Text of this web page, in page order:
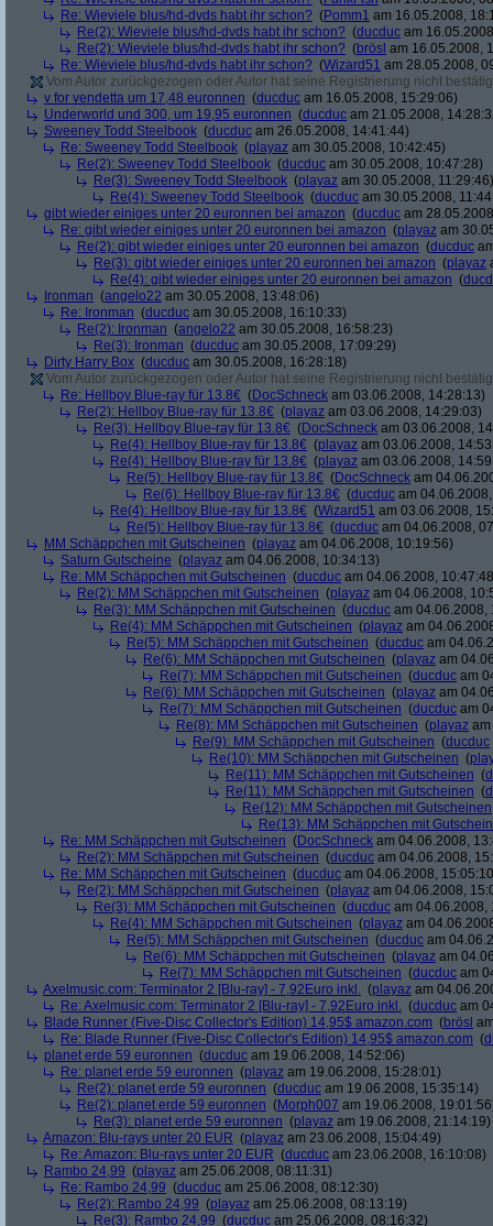
Re: Wieviele blus/hd-dvds habt ihr schon? (Pomm1 am 16.05.2008,
Re(2): Wieviele blus/hd-dvds habt ihr schon? (ducduc am
Re(2): Wieviele blus/hd-dvds habt ihr schon? (brösl am 16.05.2008,
Re: Wieviele blus/hd-dvds habt ihr schon? (Wizard51 am 28.05.2008,
Vom Autor zurückgezogen oder Autor hat seine Registrierung nicht
v for vendetta um 17,48 euronnen (ducduc am 16.05.2008, 15:29:06)
Underworld und 300, um 19,95 euronnen (ducduc am 21.05.2008,
Sweeney Todd Steelbook (ducduc am 26.05.2008, 14:41:44)
Re: Sweeney Todd Steelbook (playaz am 30.05.2008, 10:42:45)
Re(2): Sweeney Todd Steelbook (ducduc am 30.05.2008, 10:47:28)
Re(3): Sweeney Todd Steelbook (playaz am 30.05.2008, 11:29:46)
Re(4): Sweeney Todd Steelbook (ducduc am 30.05.2008,
gibt wieder einiges unter 20 euronnen bei amazon (ducduc am
Re: gibt wieder einiges unter 20 euronnen bei amazon (playaz am
Re(2): gibt wieder einiges unter 20 euronnen bei amazon (ducduc
Re(3): gibt wieder einiges unter 20 euronnen bei amazon (playaz
Re(4): gibt wieder einiges unter 20 euronnen bei amazon (
Ironman (angelo22 am 30.05.2008, 13:48:06)
Re: Ironman (ducduc am 30.05.2008, 16:10:33)
Re(2): Ironman (angelo22 am 30.05.2008, 16:58:23)
Re(3): Ironman (ducduc am 30.05.2008, 17:09:29)
Dirty Harry Box (ducduc am 30.05.2008, 16:28:18)
Vom Autor zurückgezogen oder Autor hat seine Registrierung nicht
Re: Hellboy Blue-ray für 13.8€ (DocSchneck am 03.06.2008, 14:28:13)
Re(2): Hellboy Blue-ray für 13.8€ (playaz am 03.06.2008, 14:29:03)
Re(3): Hellboy Blue-ray für 13.8€ (DocSchneck am 03.06.2008,
Re(4): Hellboy Blue-ray für 13.8€ (playaz am 03.06.2008,
Re(4): Hellboy Blue-ray für 13.8€ (playaz am 03.06.2008,
Re(5): Hellboy Blue-ray für 13.8€ (DocSchneck am
Re(6): Hellboy Blue-ray für 13.8€ (ducduc am
Re(4): Hellboy Blue-ray für 13.8€ (Wizard51 am 03.06.2008,
Re(5): Hellboy Blue-ray für 13.8€ (ducduc am 04.06.2008,
MM Schäppchen mit Gutscheinen (playaz am 04.06.2008, 10:19:56)
Saturn Gutscheine (playaz am 04.06.2008, 10:34:13)
Re: MM Schäppchen mit Gutscheinen (ducduc am 04.06.2008,
Re(2): MM Schäppchen mit Gutscheinen (playaz am 04.06.2008,
Re(3): MM Schäppchen mit Gutscheinen (ducduc am 04.06.2008,
Re(4): MM Schäppchen mit Gutscheinen (playaz am
Re(5): MM Schäppchen mit Gutscheinen (ducduc am
Re(6): MM Schäppchen mit Gutscheinen (playaz am
Re(7): MM Schäppchen mit Gutscheinen (ducduc am
Re(6): MM Schäppchen mit Gutscheinen (playaz am
Re(7): MM Schäppchen mit Gutscheinen (ducduc am
Re(8): MM Schäppchen mit Gutscheinen (playaz
Re(9): MM Schäppchen mit Gutscheinen (ducduc
Re(10): MM Schäppchen mit Gutscheinen (
Re(11): MM Schäppchen mit Gutscheinen (
Re(11): MM Schäppchen mit Gutscheinen (
Re(12): MM Schäppchen mit Gutscheinen
Re(13): MM Schäppchen mit
Re: MM Schäppchen mit Gutscheinen (DocSchneck am 04.06.2008,
Re(2): MM Schäppchen mit Gutscheinen (ducduc am 04.06.2008,
Re: MM Schäppchen mit Gutscheinen (ducduc am 04.06.2008,
Re(2): MM Schäppchen mit Gutscheinen (playaz am 04.06.2008,
Re(3): MM Schäppchen mit Gutscheinen (ducduc am 04.06.2008,
Re(4): MM Schäppchen mit Gutscheinen (playaz am
Re(5): MM Schäppchen mit Gutscheinen (ducduc am
Re(6): MM Schäppchen mit Gutscheinen (playaz am
Re(7): MM Schäppchen mit Gutscheinen (ducduc am
Axelmusic.com: Terminator 2 [Blu-ray] - 7,92Euro inkl. (playaz am
Re: Axelmusic.com: Terminator 2 [Blu-ray] - 7,92Euro inkl. (ducduc am
Blade Runner (Five-Disc Collector's Edition) 14,95$ amazon.com (brösl
Re: Blade Runner (Five-Disc Collector's Edition) 14,95$ amazon.com (
planet erde 59 euronnen (ducduc am 19.06.2008, 14:52:06)
Re: planet erde 59 euronnen (playaz am 19.06.2008, 15:28:01)
Re(2): planet erde 59 euronnen (ducduc am 19.06.2008, 15:35:14)
Re(2): planet erde 59 euronnen (Morph007 am 19.06.2008,
Re(3): planet erde 59 euronnen (playaz am 19.06.2008, 21:14:19)
Amazon: Blu-rays unter 20 EUR (playaz am 23.06.2008, 15:04:49)
Re: Amazon: Blu-rays unter 20 EUR (ducduc am 23.06.2008, 16:10:08)
Rambo 24,99 (playaz am 25.06.2008, 08:11:31)
Re: Rambo 24,99 (ducduc am 25.06.2008, 08:12:30)
Re(2): Rambo 24,99 (playaz am 25.06.2008, 08:13:19)
Re(3): Rambo 24,99 (ducduc am 25.06.2008, 08:16:32)